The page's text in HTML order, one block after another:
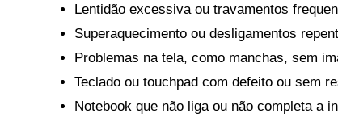
Lentidão excessiva ou travamentos
Superaquecimento ou desligamentos
Problemas na tela, como manchas, sem
Teclado ou touchpad com defeito ou sem
Notebook que não liga ou não completa a